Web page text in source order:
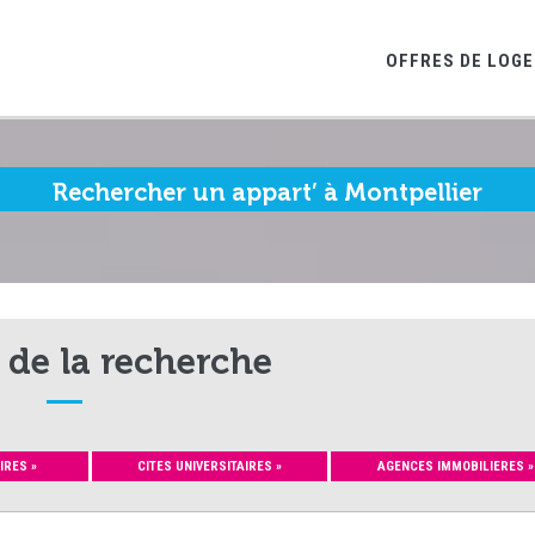
OFFRES DE
Rechercher un appart’ à Montpellier
la recherche
» CITES UNIVERSITAIRES » AGENCES IMMOBILIERES »